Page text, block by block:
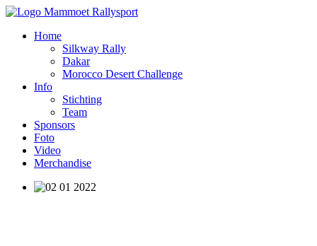
Home
Silkway Rally
Dakar
Morocco Desert Challenge
Info
Stichting
Team
Sponsors
Foto
Video
Merchandise